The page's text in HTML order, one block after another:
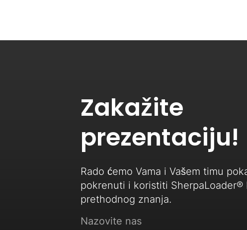
Zakažite
prezentaciju!
Rado ćemo Vama i Vašem timu
pokrenuti i koristiti SherpaLoader®
prethodnog znanja.
Nazovite nas